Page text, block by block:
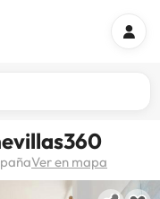
Ver en mapa